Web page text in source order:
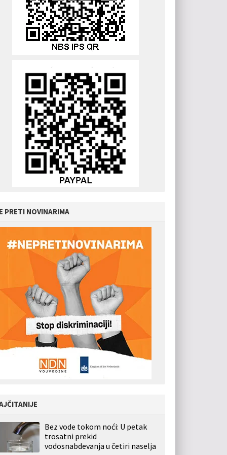
PRETI NOVINARIMA
Bez vode tokom noći: U petak
trosatni prekid
vodosnabdevanja u četiri naselja